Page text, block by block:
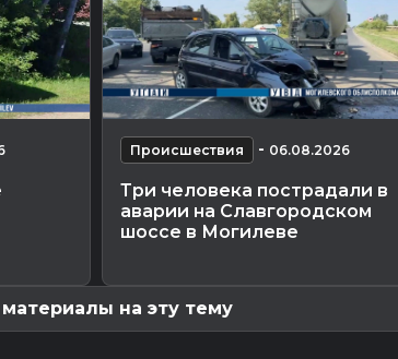
Происшествия - 06.08.2026
Три человека пострадали в
аварии на Славгородском
шоссе в Могилеве
на эту тему